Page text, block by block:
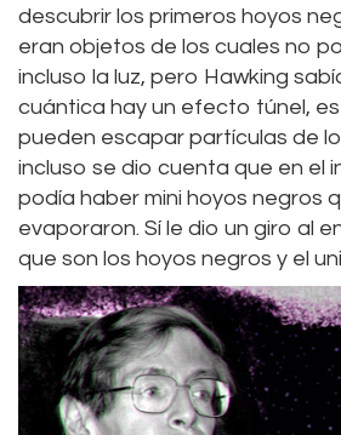
descubrir los primeros hoyos
eran objetos de los cuales no
incluso la luz, pero Hawking
cuántica hay un efecto túnel, es
pueden escapar partículas de
incluso se dio cuenta que en el
podía haber mini hoyos negros
evaporaron. Sí le dio un giro al
que son los hoyos negros y el